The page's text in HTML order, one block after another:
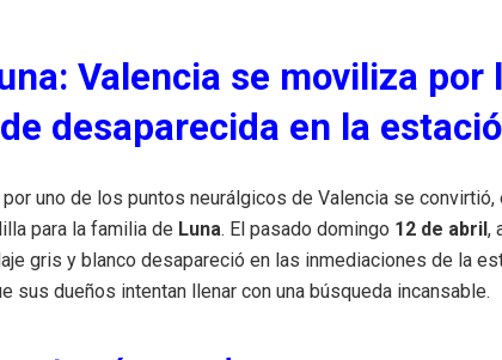
Valencia se moviliza por
desaparecida en la
uno de los puntos neurálgicos de Valencia se convirtió,
para la familia de Luna. El pasado domingo 12 de abril,
gris y blanco desapareció en las inmediaciones de la
sus dueños intentan llenar con una búsqueda incansable.